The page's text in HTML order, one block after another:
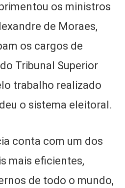
os ministros
de Moraes,
os cargos de
Tribunal Superior
trabalho realizado
o sistema eleitoral.
conta com um dos
mais eficientes,
de todo o mundo,